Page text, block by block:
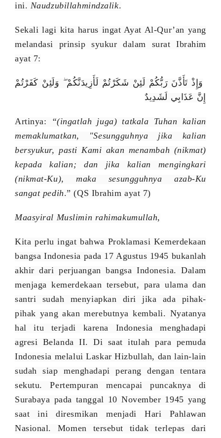
ini. Naudzubillahmindzalik.
Sekali lagi kita harus ingat Ayat Al-Qur’an yang
melandasi prinsip syukur dalam surat Ibrahim
ayat 7:
وَإِذْ تَأَذَّنَ رَبُّكُمْ لَئِنْ شَكَرْتُمْ لَأَزِيدَنَّكُمْ ۖ وَلَئِنْ كَفَرْتُمْ
إِنَّ عَذَابِي لَشَدِيدٌ
Artinya:
“(ingatlah juga) tatkala Tuhan kalian
memaklumatkan, "Sesungguh­nya jika kalian
bersyukur, pasti Kami akan menambah (nikmat)
kepada kalian; dan jika kalian mengingkari
(nikmat-Ku), maka sesungguhnya azab-Ku
sangat pedih.” (QS Ibrahim ayat 7)
Maasyiral Muslimin rahimakumullah,
Kita perlu ingat bahwa Proklamasi Kemerdekaan
bangsa Indonesia pada 17 Agustus 1945 bukanlah
akhir dari perjuangan bangsa Indonesia. Dalam
menjaga kemerdekaan tersebut, para ulama dan
santri sudah menyiapkan diri jika ada pihak-
pihak yang akan merebutnya kembali. Nyatanya
hal itu terjadi karena Indonesia menghadapi
agresi Belanda II. Di saat itulah para pemuda
Indonesia melalui Laskar Hizbullah, dan lain-lain
sudah siap menghadapi perang dengan tentara
sekutu. Pertempuran mencapai puncaknya di
Surabaya pada tanggal 10 November 1945 yang
saat ini diresmikan menjadi Hari Pahlawan
Nasional. Momen tersebut tidak terlepas dari